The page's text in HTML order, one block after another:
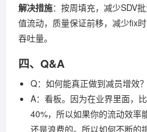
解决措施：按周填充，减少SDV
值流动，质量保证前移，减少fix
吞吐量。
四、Q&A
Q：如何能真正做到减员增效？
A：看板。因为在业界里面，
40%，所以如果你的流动效率
还是浪费的。所以如何不断的